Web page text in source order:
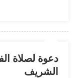
دعوة لصلاة
الشريف